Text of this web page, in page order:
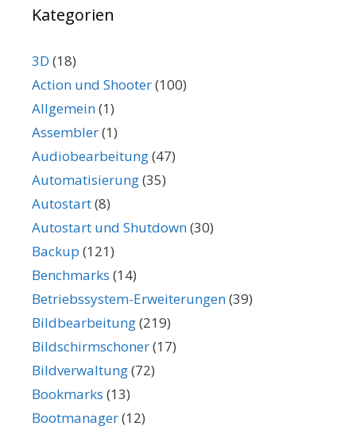
Kategorien
3D (18)
Action und Shooter(100)
Allgemein(1)
Assembler(1)
Audiobearbeitung(47)
Automatisierung(35)
Autostart(8)
Autostart und Shutdown(30)
Backup (121)
Benchmarks (14)
Betriebssystem-Erweiterungen(39)
Bildbearbeitung(219)
Bildschirmschoner(17)
Bildverwaltung(72)
Bookmarks (13)
Bootmanager(12)